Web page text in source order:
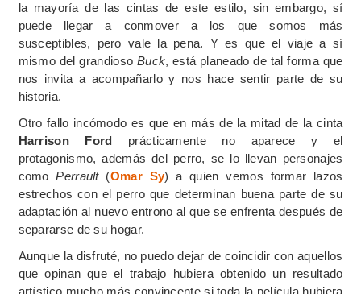
la mayoría de las cintas de este estilo, sin embargo, sí
puede llegar a conmover a los que somos más
susceptibles, pero vale la pena. Y es que el viaje a sí
mismo del grandioso Buck, está planeado de tal forma que
nos invita a acompañarlo y nos hace sentir parte de su
historia.
Otro fallo incómodo es que en más de la mitad de la cinta
Harrison Ford prácticamente no aparece y el
protagonismo, además del perro, se lo llevan personajes
comoPerrault(Omar Sy) a quien vemos formar lazos
estrechos con el perro que determinan buena parte de su
adaptación al nuevo entrono al que se enfrenta después de
separarse de su hogar.
Aunque la disfruté, no puedo dejar de coincidir con aquellos
que opinan que el trabajo hubiera obtenido un resultado